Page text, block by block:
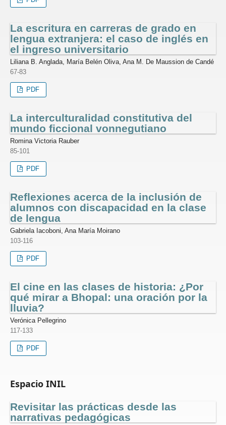
La escritura en carreras de grado en
lengua extranjera: el caso de inglés en
el ingreso universitario
Liliana B. Anglada, María Belén Oliva, Ana M. De Maussion de Candé
67-83
PDF
La interculturalidad constitutiva del
mundo ficcional vonnegutiano
Romina Victoria Rauber
85-101
PDF
Reflexiones acerca de la inclusión de
alumnos con discapacidad en la clase
de lengua
Gabriela Iacoboni, Ana María Moirano
103-116
PDF
El cine en las clases de historia: ¿Por
qué mirar a Bhopal: una oración por la
lluvia?
Verónica Pellegrino
117-133
PDF
Espacio INIL
Revisitar las prácticas desde las
narrativas pedagógicas